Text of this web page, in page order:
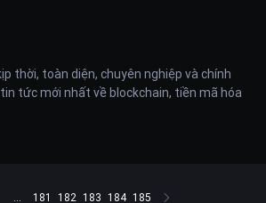
thời, toàn diện, chuyên nghiệp và chính
tức mới nhất về blockchain, tiền mã hóa
... 181 182 183 184 185